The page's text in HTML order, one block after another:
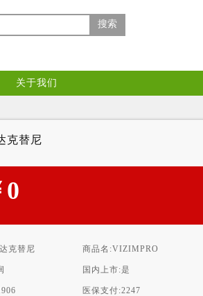
搜索
关于我们
克替尼
0
克替尼 商品名:VIZIMPRO
国内上市:是
医保支付:2247